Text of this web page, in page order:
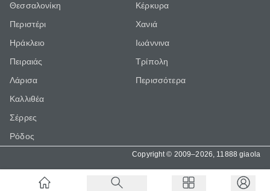
Θεσσαλονίκη
Περιστέρι
Ηράκλειο
Πειραιάς
Λάρισα
Καλλιθέα
Σέρρες
Ρόδος
Κέρκυρα
Χανιά
Ιωάννινα
Τρίπολη
Περισσότερα
Copyright © 2009–2026, 11888 giaola